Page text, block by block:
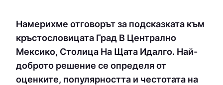
Намерихме отговорът за подсказката към
кръстословицата Град В Централно
Мексико, Столица На Щата Идалго. Най-
доброто решение се определя от
оценките, популярността и честотата на